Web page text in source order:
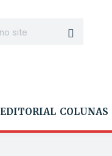
EDITORIAL COLUNAS